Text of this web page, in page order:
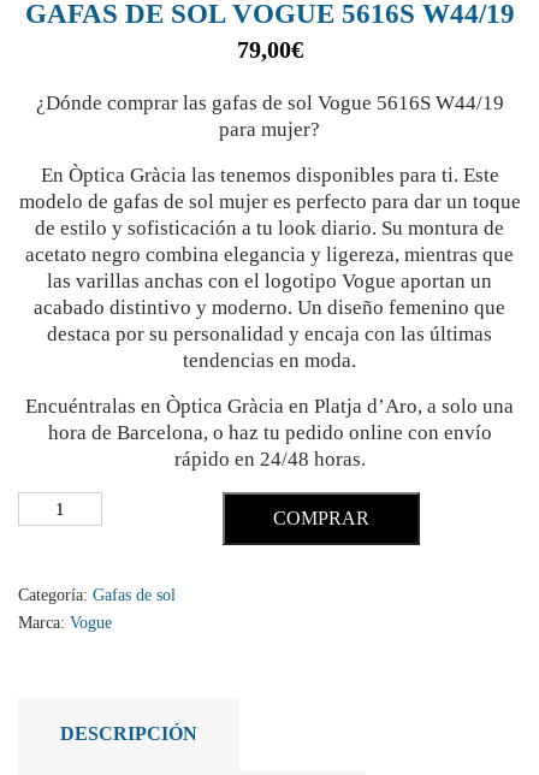
GAFAS DE SOL VOGUE 5616S W44/19
79,00€
¿Dónde comprar las gafas de sol Vogue 5616S W44/19
para mujer?
En Òptica Gràcia las tenemos disponibles para ti. Este
modelo de gafas de sol mujer es perfecto para dar un toque
de estilo y sofisticación a tu look diario. Su montura de
acetato negro combina elegancia y ligereza, mientras que
las varillas anchas con el logotipo Vogue aportan un
acabado distintivo y moderno. Un diseño femenino que
destaca por su personalidad y encaja con las últimas
tendencias en moda.
Encuéntralas en Òptica Gràcia en Platja d’Aro, a solo una
hora de Barcelona, o haz tu pedido online con envío
rápido en 24/48 horas.
COMPRAR
Categoría: Gafas de sol
Marca: Vogue
DESCRIPCIÓN